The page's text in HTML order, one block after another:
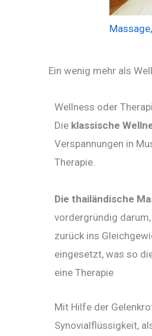
Massage,
Ein wenig mehr als
Wellness oder
Die klassische
Verspannungen in
Therapie.
Die thailändische
vordergründig
zurück ins
eingesetzt, was so
eine Therapie
Mit Hilfe der
Synovialflüssigkeit,